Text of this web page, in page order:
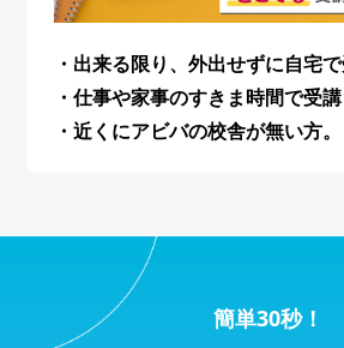
・出来る限り、外出せずに自宅で
・仕事や家事のすきま時間で受講
・近くにアビバの校舎が無い方。
簡単30秒！